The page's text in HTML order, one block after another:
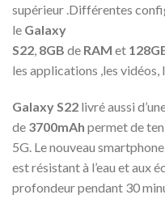
supérieur .Différentes
le Galaxy
S22 8GB de RAM et
les applications ,les vidéos,
Galaxy S22 livré aussi
de 3700mAh permet de
5G. Le nouveau
est résistant à l’eau et aux
profondeur pendant 30